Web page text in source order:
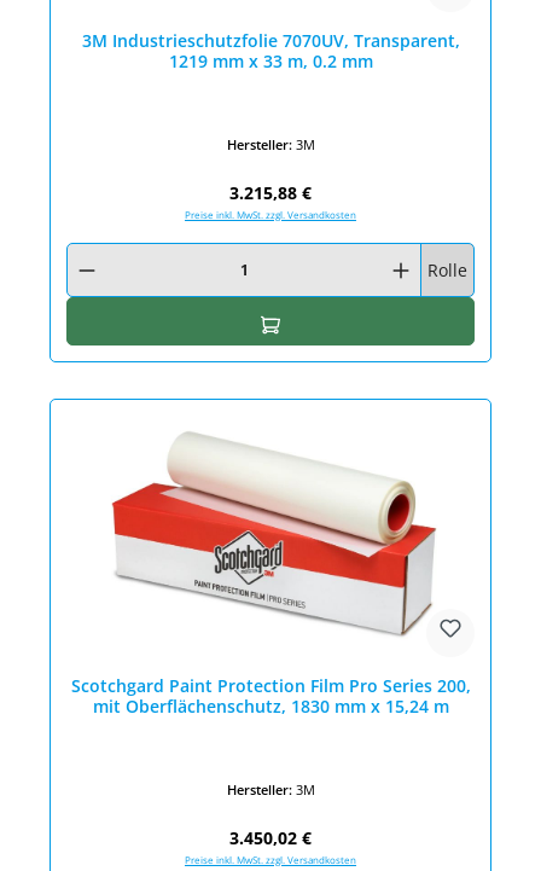
3M Industrieschutzfolie 7070UV, Transparent,
1219 mm x 33 m, 0.2 mm
Hersteller: 3M
Regulärer Preis:
3.215,88 €
Preise inkl. MwSt. zzgl. Versandkosten
Produkt Anzahl: Gib den gewünschten Wert ein oder benutze die
Rolle
In den Warenkorb
Scotchgard Paint Protection Film Pro Series 200,
mit Oberflächenschutz, 1830 mm x 15,24 m
Hersteller: 3M
Regulärer Preis:
3.450,02 €
Preise inkl. MwSt. zzgl. Versandkosten